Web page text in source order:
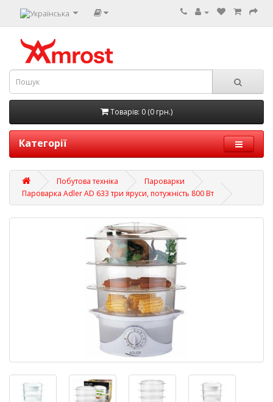
Товарів: 0 (0 грн.)
Категорії
Побутова техніка
Пароварки
Пароварка Adler AD 633 три яруси, потужність 800 Вт